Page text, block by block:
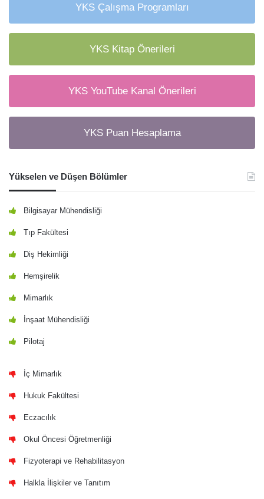
YKS Çalışma Programları
YKS Kitap Önerileri
YKS YouTube Kanal Önerileri
YKS Puan Hesaplama
Yükselen ve Düşen Bölümler
Bilgisayar Mühendisliği
Tıp Fakültesi
Diş Hekimliği
Hemşirelik
Mimarlık
İnşaat Mühendisliği
Pilotaj
İç Mimarlık
Hukuk Fakültesi
Eczacılık
Okul Öncesi Öğretmenliği
Fizyoterapi ve Rehabilitasyon
Halkla İlişkiler ve Tanıtım